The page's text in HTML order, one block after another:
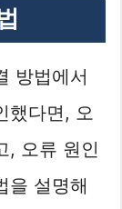
방법에서
했다면, 오
, 오류 원인
을 설명해